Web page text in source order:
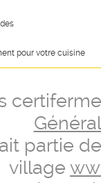
pour votre cuisine
partie
village